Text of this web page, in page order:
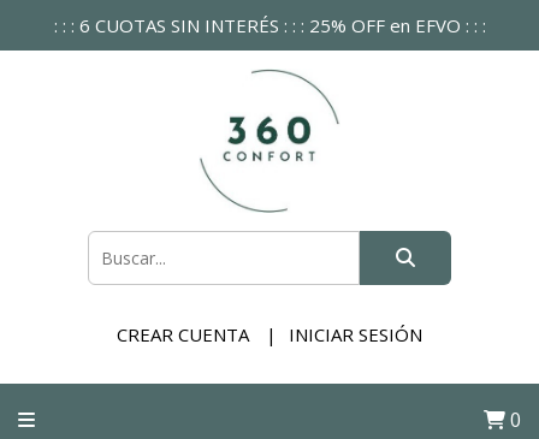
: : : 6 CUOTAS SIN INTERÉS : : : 25% OFF en EFVO : : :
CREAR CUENTA INICIAR SESIÓN
0